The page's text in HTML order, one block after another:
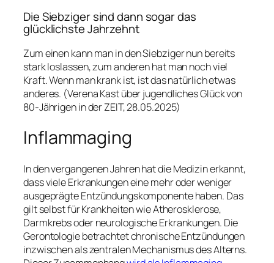
Die Siebziger sind dann sogar das
glücklichste Jahrzehnt
Zum einen kann man in den Siebziger nun bereits
stark loslassen, zum anderen hat man noch viel
Kraft. Wenn man krank ist, ist das natürlich etwas
anderes. (Verena Kast über jugendliches Glück von
80-Jährigen in der ZEIT, 28.05.2025)
Inflammaging
In den vergangenen Jahren hat die Medizin erkannt,
dass viele Erkrankungen eine mehr oder weniger
ausgeprägte Entzündungskomponente haben. Das
gilt selbst für Krankheiten wie Atherosklerose,
Darmkrebs oder neurologische Erkrankungen. Die
Gerontologie betrachtet chronische Entzündungen
inzwischen als zentralen Mechanismus des Alterns.